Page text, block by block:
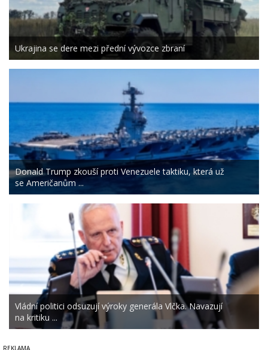
Ukrajina se dere mezi přední vývozce zbraní
Donald Trump zkouší proti Venezuele taktiku, která už
se Američanům ...
Vládní politici odsuzují výroky generála Vlčka. Navazují
na kritiku ...